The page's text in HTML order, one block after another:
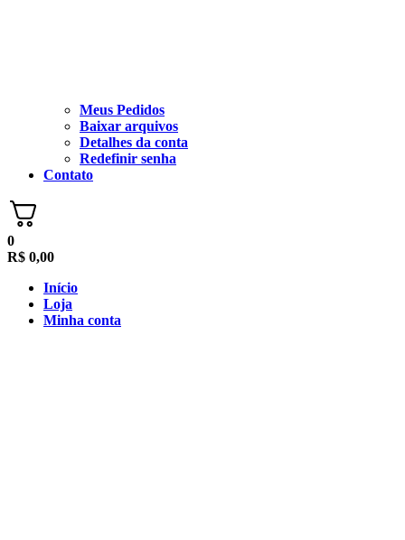
Meus Pedidos
Baixar arquivos
Detalhes da conta
Redefinir senha
Contato
0
R$ 0,00
Início
Loja
Minha conta